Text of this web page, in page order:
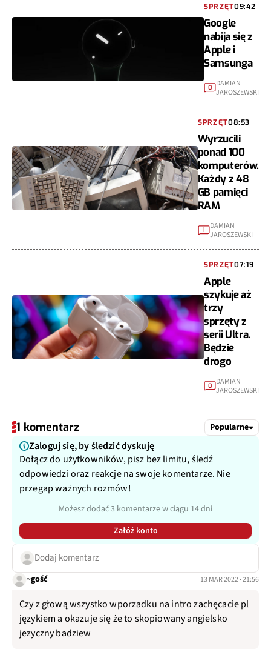
SPRZĘT09:42
Google
nabija się z
Apple i
Samsunga
0
DAMIAN
JAROSZEWSKI
SPRZĘT08:53
Wyrzucili
ponad 100
komputerów.
Każdy z 48
GB pamięci
RAM
1
DAMIAN
JAROSZEWSKI
SPRZĘT07:19
Apple
szykuje aż
trzy
sprzęty z
serii Ultra.
Będzie
drogo
0
DAMIAN
JAROSZEWSKI
1 komentarz Popularne
Zaloguj się, by śledzić dyskuję
Dołącz do użytkowników, pisz bez limitu, śledź
odpowiedzi oraz reakcje na swoje komentarze. Nie
przegap ważnych rozmów!
Możesz dodać 3 komentarze w ciągu 14 dni
Załóż konto
Dodaj komentarz
~gość 13 MAR 2022 · 21:56
Czy z głową wszystko wporzadku na intro zachęcacie pl
językiem a okazuje się że to skopiowany angielsko
jezyczny badziew